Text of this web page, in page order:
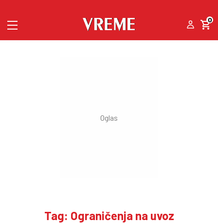
0
Tag: Ograničenja na uvoz